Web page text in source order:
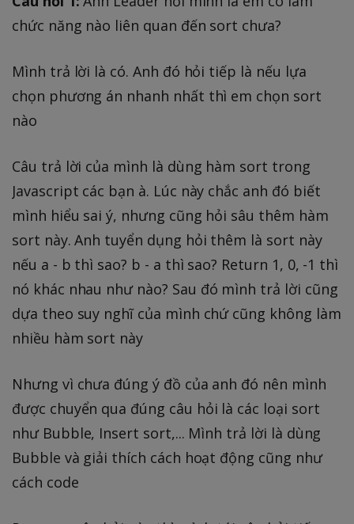
chức năng nào liên quan đến sort chưa?
Mình trả lời là có. Anh đó hỏi tiếp là nếu lựa
chọn phương án nhanh nhất thì em chọn sort
nào
Câu trả lời của mình là dùng hàm sort trong
Javascript các bạn à. Lúc này chắc anh đó biết
mình hiểu sai ý, nhưng cũng hỏi sâu thêm hàm
sort này. Anh tuyển dụng hỏi thêm là sort này
nếu a - b thì sao? b - a thì sao? Return 1, 0, -1 thì
nó khác nhau như nào? Sau đó mình trả lời cũng
dựa theo suy nghĩ của mình chứ cũng không làm
nhiều hàm sort này
Nhưng vì chưa đúng ý đồ của anh đó nên mình
được chuyển qua đúng câu hỏi là các loại sort
như Bubble, Insert sort,... Mình trả lời là dùng
Bubble và giải thích cách hoạt động cũng như
cách code